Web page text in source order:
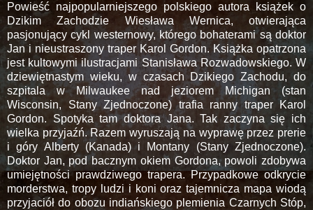
Powieść najpopularniejszego polskiego autora książek o
Dzikim Zachodzie Wiesława Wernica, otwierająca
pasjonujący cykl westernowy, którego bohaterami są doktor
Jan i nieustraszony traper Karol Gordon. Książka opatrzona
jest kultowymi ilustracjami Stanisława Rozwadowskiego. W
dziewiętnastym wieku, w czasach Dzikiego Zachodu, do
szpitala w Milwaukee nad jeziorem Michigan (stan
Wisconsin, Stany Zjednoczone) trafia ranny traper Karol
Gordon. Spotyka tam doktora Jana. Tak zaczyna się ich
wielka przyjaźń. Razem wyruszają na wyprawę przez prerie
i góry Alberty (Kanada) i Montany (Stany Zjednoczone).
Doktor Jan, pod bacznym okiem Gordona, powoli zdobywa
umiejętności prawdziwego trapera. Przypadkowe odkrycie
morderstwa, tropy ludzi i koni oraz tajemnicza mapa wiodą
przyjaciół do obozu indiańskiego plemienia Czarnych Stóp,